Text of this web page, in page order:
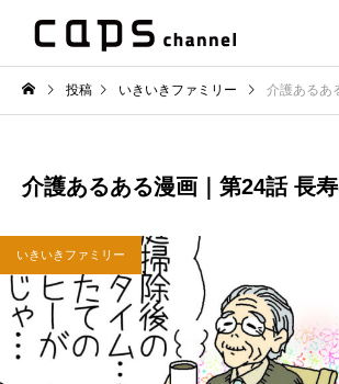
投稿 いきいきファミリー 介護あるある
介護あるある漫画｜第24話 長
いきいきファミリー